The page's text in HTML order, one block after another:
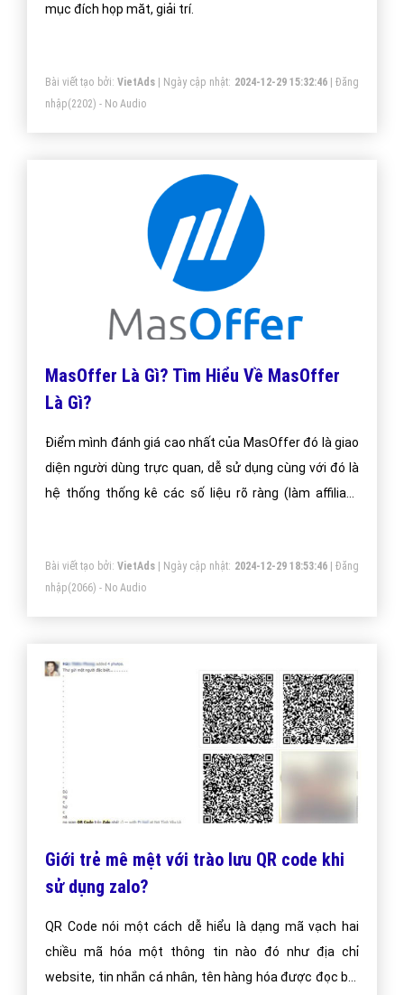
mục đích họp măt, giải trí.
Bài viết tạo bởi: VietAds| Ngày cập nhật: 2024-12-29 15:32:46|Đăng
nhập(2202) - No Audio
MasOffer Là Gì? Tìm Hiểu Về MasOffer
Là Gì?
Điểm mình đánh giá cao nhất của MasOffer đó là giao
diện người dùng trực quan, dễ sử dụng cùng với đó là
hệ thống thống kê các số liệu rõ ràng (làm affiliate
Bài viết tạo bởi: VietAds| Ngày cập nhật: 2024-12-29 18:53:46|Đăng
nhập(2066) - No Audio
Giới trẻ mê mệt với trào lưu QR code khi
sử dụng zalo?
QR Code nói một cách dễ hiểu là dạng mã vạch hai
chiều mã hóa một thông tin nào đó như địa chỉ
website, tin nhắn cá nhân, tên hàng hóa được đọc bởi